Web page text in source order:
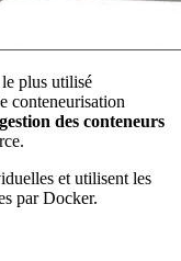
le plus utilisé
conteneurisation
des conteneurs
et utilisent les
par Docker.